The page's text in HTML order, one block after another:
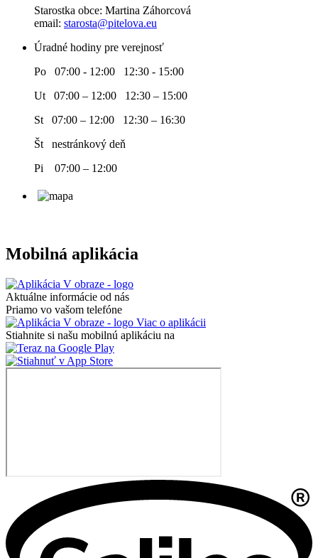
Starostka obce: Martina Záhorcová
email: starosta@pitelova.eu
Úradné hodiny pre verejnosť
Po 07:00 - 12:00 12:30 - 15:00
Ut 07:00 – 12:00 12:30 – 15:00
St 07:00 – 12:00 12:30 – 16:30
Št nestránkový deň
Pi 07:00 – 12:00
Mobilná aplikácia
Aktuálne informácie od nás
Priamo vo vašom telefóne
Viac o aplikácii
Stiahnite si našu mobilnú aplikáciu na